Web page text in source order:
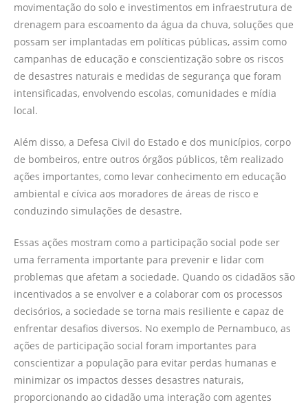
movimentação do solo e investimentos em infraestrutura de
drenagem para escoamento da água da chuva, soluções que
possam ser implantadas em políticas públicas, assim como
campanhas de educação e conscientização sobre os riscos
de desastres naturais e medidas de segurança que foram
intensificadas, envolvendo escolas, comunidades e mídia
local.
Além disso, a Defesa Civil do Estado e dos municípios, corpo
de bombeiros, entre outros órgãos públicos, têm realizado
ações importantes, como levar conhecimento em educação
ambiental e cívica aos moradores de áreas de risco e
conduzindo simulações de desastre.
Essas ações mostram como a participação social pode ser
uma ferramenta importante para prevenir e lidar com
problemas que afetam a sociedade. Quando os cidadãos são
incentivados a se envolver e a colaborar com os processos
decisórios, a sociedade se torna mais resiliente e capaz de
enfrentar desafios diversos. No exemplo de Pernambuco, as
ações de participação social foram importantes para
conscientizar a população para evitar perdas humanas e
minimizar os impactos desses desastres naturais,
proporcionando ao cidadão uma interação com agentes